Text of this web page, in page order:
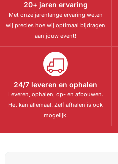
20+ jaren ervaring
Met onze jarenlange ervaring weten
wij precies hoe wij optimaal bijdragen
aan jouw event!
24/7 leveren en ophalen
Leveren, ophalen, op- en afbouwen.
Het kan allemaal. Zelf afhalen is ook
mogelijk.